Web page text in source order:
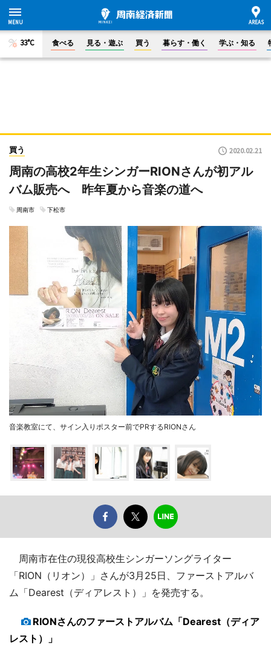
33°C 食べる 見る・遊ぶ 買う 暮らす・働く 学ぶ・知る
買う 2020.02.21
周南の高校2年生シンガーRIONさんが初アル
バム販売へ 昨年夏から音楽の道へ
周南市 下松市
音楽教室にて、サイン入りポスター前でPRするRIONさん
周南市在住の現役高校生シンガーソングライター
「RION（リオン）」さんが3月25日、ファーストアルバ
ム「Dearest（ディアレスト）」を発売する。
RIONさんのファーストアルバム「Dearest（ディア
レスト）」